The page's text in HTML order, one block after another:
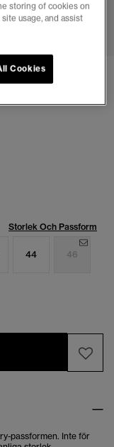
6
Storlek Och Passform
44 46
passformen. Inte för
storing of cookies on
usage, and assist
Cookies